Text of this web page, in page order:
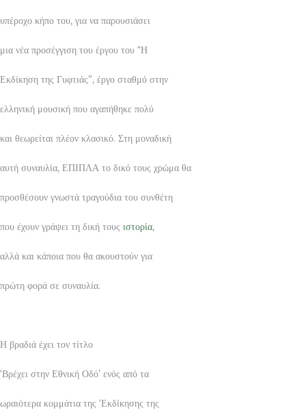
υπέροχο κήπο του, για να παρουσιάσει
μια νέα προσέγγιση του έργου του “Η
Εκδίκηση της Γυφτιάς”, έργο σταθμό στην
ελληνική μουσική που αγαπήθηκε πολύ
και θεωρείται πλέον κλασικό. Στη μοναδική
αυτή συναυλία, ΕΠΙΠΛΑ το δικό τους χρώμα θα
προσθέσουν γνωστά τραγούδια του συνθέτη
που έχουν γράψει τη δική τους ιστορία,
αλλά και κάποια που θα ακουστούν για
πρώτη φορά σε συναυλία.
Η βραδιά έχει τον τίτλο
‘Βρέχει στην Εθνική Οδό’ ενός από τα
ωραιότερα κομμάτια της ‘Εκδίκησης της